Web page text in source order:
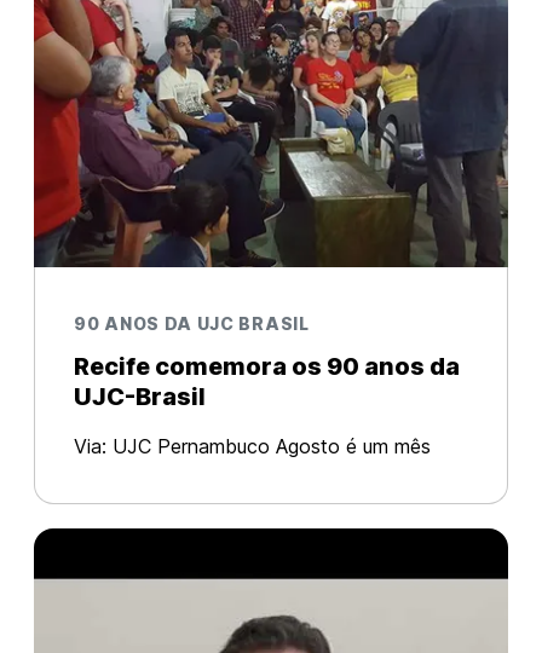
90 ANOS DA UJC BRASIL
Recife comemora os 90 anos da
UJC-Brasil
Via: UJC Pernambuco Agosto é um mês
brasileiros. Há 90 anos era oficialmente